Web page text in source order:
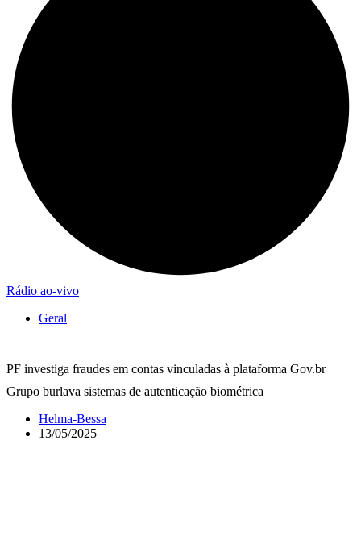
Rádio ao-vivo
Geral
PF investiga fraudes em contas vinculadas à plataforma Gov.br
Grupo burlava sistemas de autenticação biométrica
Helma-Bessa
13/05/2025